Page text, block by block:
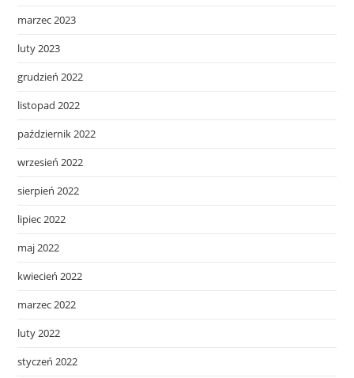
marzec 2023
luty 2023
grudzień 2022
listopad 2022
październik 2022
wrzesień 2022
sierpień 2022
lipiec 2022
maj 2022
kwiecień 2022
marzec 2022
luty 2022
styczeń 2022